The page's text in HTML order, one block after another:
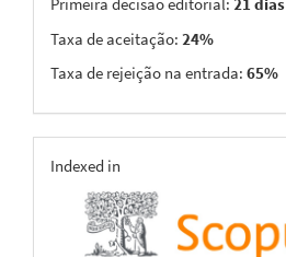
Taxa de aceitação: 24%
Taxa de rejeição na entrada: 65%
indexing
Indexed in